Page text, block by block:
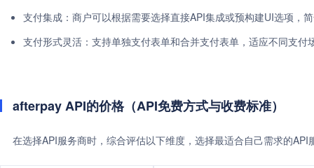
支付集成：商户可以根据需要选择直接API集成或预构建UI选项，
支付形式灵活：支持单独支付表单和合并支付表单，适应不同支付
afterpay API的价格（API免费方式与收费标准）
在选择API服务商时，综合评估以下维度，选择最适合自己需求的